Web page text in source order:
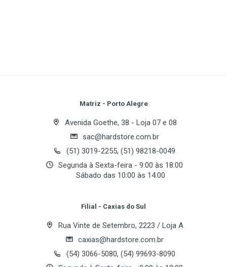
Your Name
Email Address
Matriz - Porto Alegre
Avenida Goethe, 38 - Loja 07 e 08
sac@hardstore.com.br
(51) 3019-2255, (51) 98218-0049
Segunda à Sexta-feira - 9:00 às 18:00
Sábado das 10:00 às 14:00
Filial - Caxias do Sul
Rua Vinte de Setembro, 2223 / Loja A
caxias@hardstore.com.br
(54) 3066-5080, (54) 99693-8090